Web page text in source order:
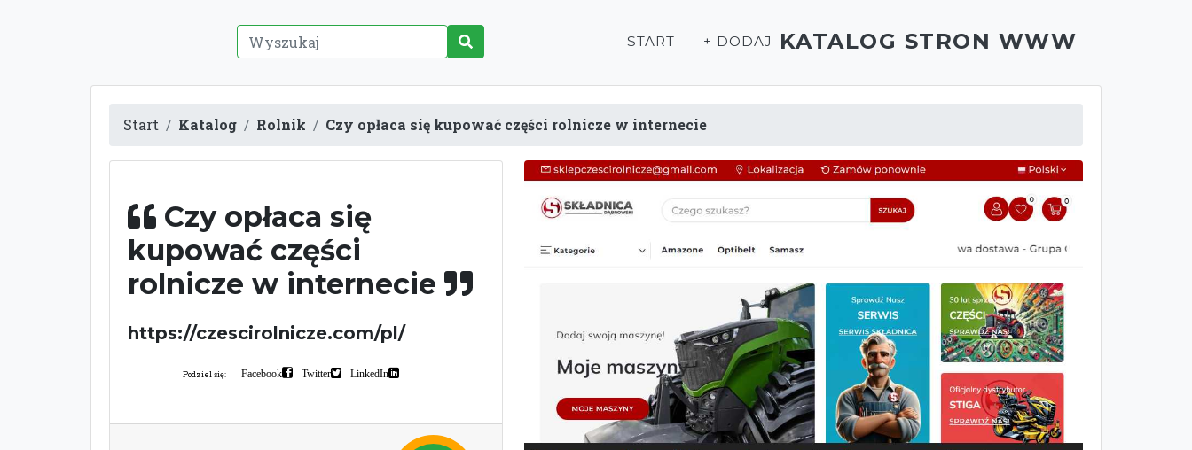
START + DODAJ KATALOG STRON WWW
Start Katalog Rolnik Czy opłaca się kupować części rolnicze w internecie
Czy opłaca się
kupować części
rolnicze w internecie
https://czescirolnicze.com/pl/
Podziel się: Facebook Twitter LinkedIn